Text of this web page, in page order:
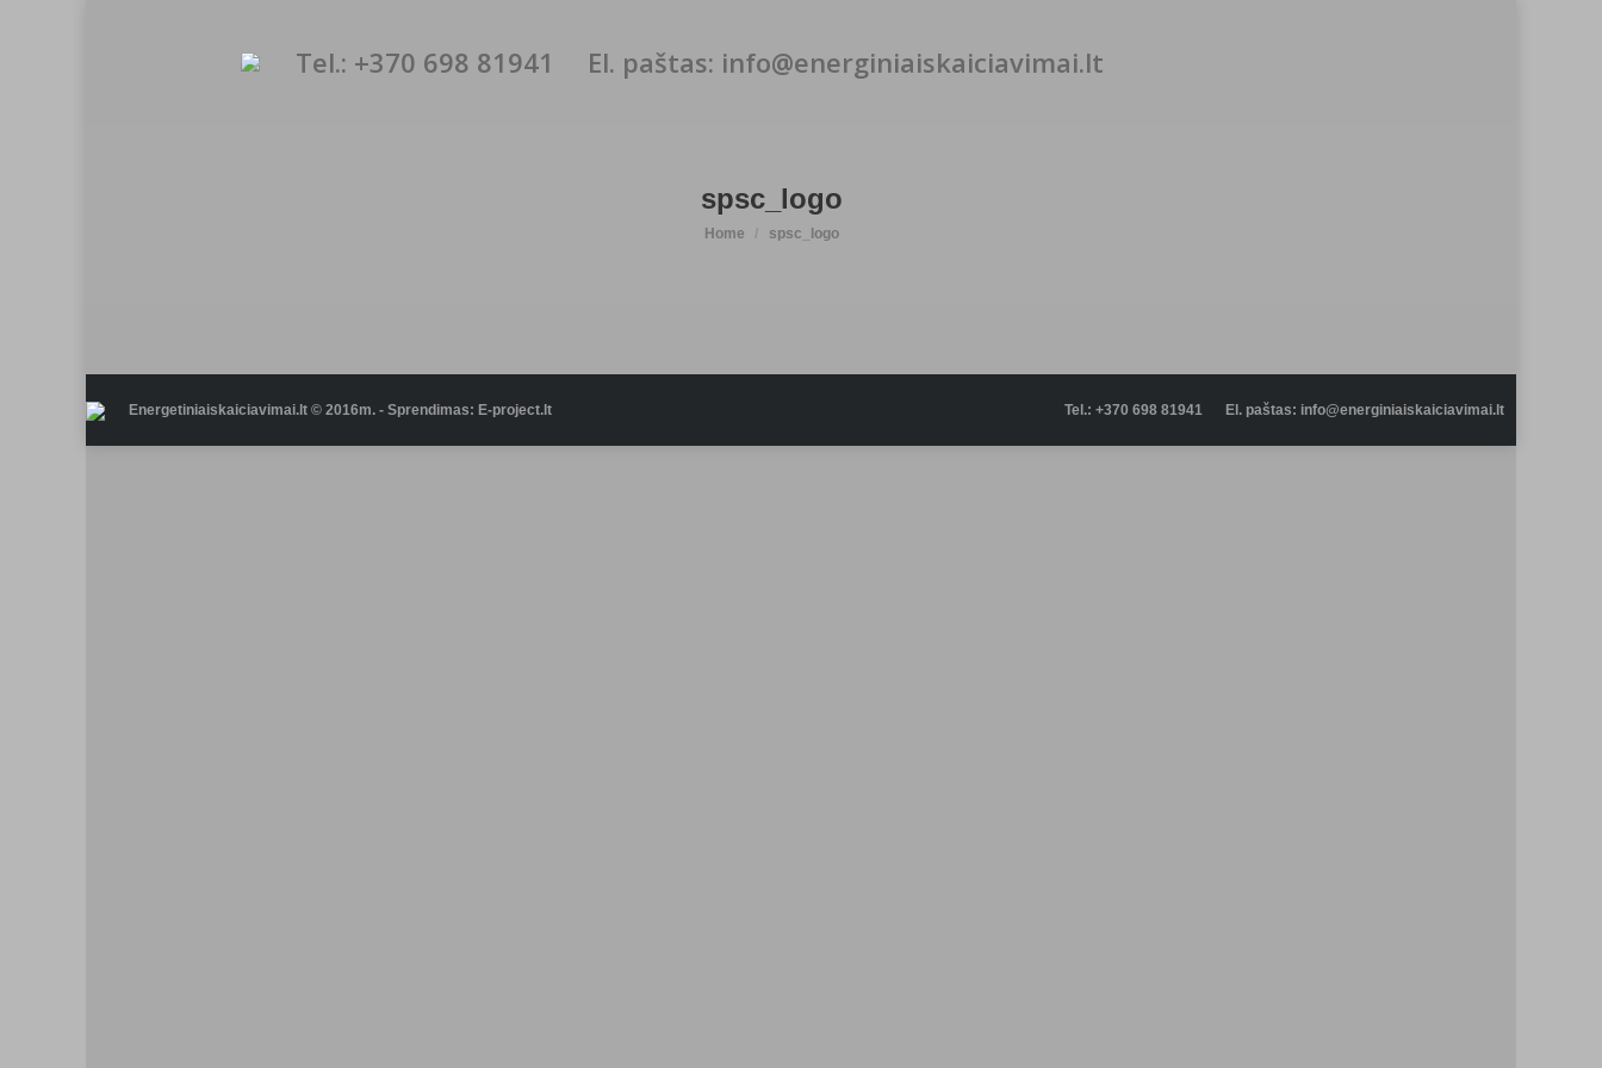
Tel.: +370 698 81941 El. paštas: info@energiniaiskaiciavimai.lt
spsc_logo
You are here:
Home spsc_logo
Energetiniaiskaiciavimai.lt © 2016m. - Sprendimas: E-project.lt Tel.: +370 698 81941 El. paštas: info@energiniaiskaiciavimai.lt